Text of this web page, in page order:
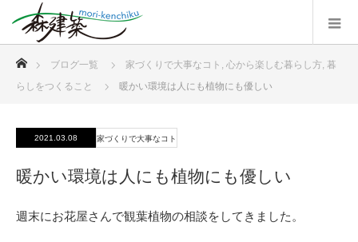
ブログ一覧 家づくりで大事なコト , 心から楽しむ暮らし方, 暮
らしをつくること
暖かい環境は人にも植物にも優しい
2021.03.08 家づくりで大事なコト
暖かい環境は人にも植物にも優しい
週末にお花屋さんで観葉植物の相談をしてきました。